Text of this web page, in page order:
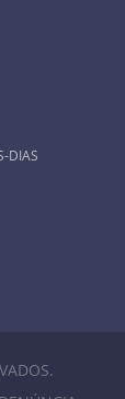
DIAS